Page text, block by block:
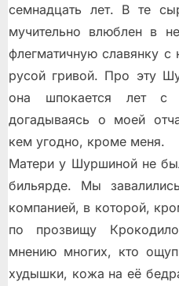
семнадцать лет. В те
мучительно влюблен в
флегматичную славянку
русой гривой. Про эту
она шпокается лет с
догадываясь о моей
кем угодно, кроме меня.
Матери у Шуршиной не
бильярде. Мы
компанией, в которой,
по прозвищу
мнению многих, кто
худышки, кожа на её